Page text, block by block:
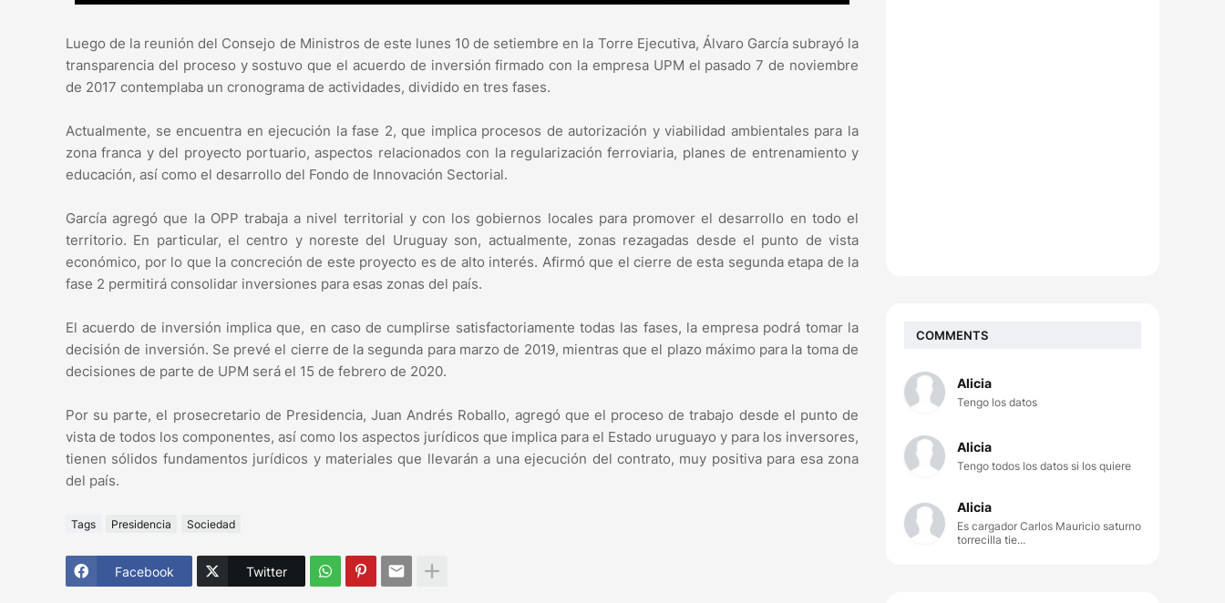
Luego de la reunión del Consejo de Ministros de este lunes 10 de setiembre en la Torre Ejecutiva, Álvaro García subrayó la
transparencia del proceso y sostuvo que el acuerdo de inversión firmado con la empresa UPM el pasado 7 de noviembre
de 2017 contemplaba un cronograma de actividades, dividido en tres fases.
Actualmente, se encuentra en ejecución la fase 2, que implica procesos de autorización y viabilidad ambientales para la
zona franca y del proyecto portuario, aspectos relacionados con la regularización ferroviaria, planes de entrenamiento y
educación, así como el desarrollo del Fondo de Innovación Sectorial.
García agregó que la OPP trabaja a nivel territorial y con los gobiernos locales para promover el desarrollo en todo el
territorio. En particular, el centro y noreste del Uruguay son, actualmente, zonas rezagadas desde el punto de vista
económico, por lo que la concreción de este proyecto es de alto interés. Afirmó que el cierre de esta segunda etapa de la
fase 2 permitirá consolidar inversiones para esas zonas del país.
El acuerdo de inversión implica que, en caso de cumplirse satisfactoriamente todas las fases, la empresa podrá tomar la
decisión de inversión. Se prevé el cierre de la segunda para marzo de 2019, mientras que el plazo máximo para la toma de
decisiones de parte de UPM será el 15 de febrero de 2020.
Por su parte, el prosecretario de Presidencia, Juan Andrés Roballo, agregó que el proceso de trabajo desde el punto de
vista de todos los componentes, así como los aspectos jurídicos que implica para el Estado uruguayo y para los inversores,
tienen sólidos fundamentos jurídicos y materiales que llevarán a una ejecución del contrato, muy positiva para esa zona
del país.
Tags Presidencia Sociedad
Facebook Twitter
COMMENTS
Alicia
Tengo los datos
Alicia
Tengo todos los datos si los quiere
Alicia
Es cargador Carlos Mauricio saturno
torrecilla tie...